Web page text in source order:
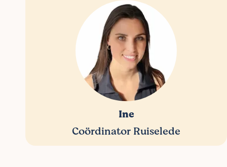
Ine
Coördinator Ruiselede